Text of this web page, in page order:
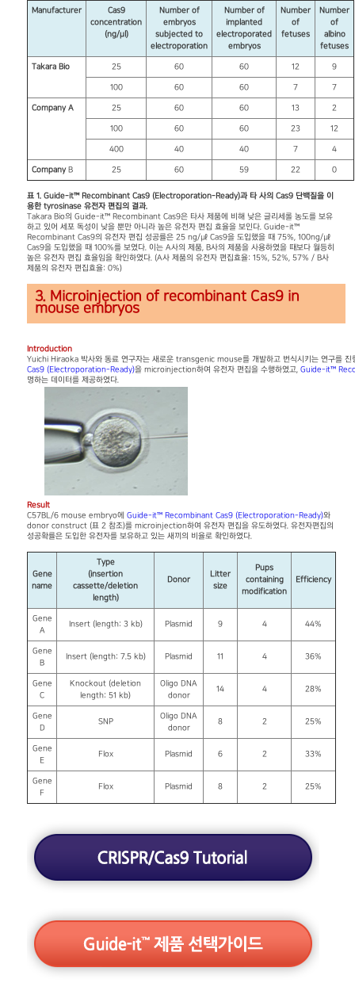
Manufacturer
Cas9
concentration
(ng/μl)
Number of
embryos
subjected to
electroporation
Number of
implanted
electroporated
embryos
Number
of
fetuses
Number
of
albino
fetuses
Takara Bio 25 60 60 12 9
100 60 60 7 7
Company A 25 60 60 13 2
100 60 60 23 12
400 40 40 7 4
CompanyB 25 60 59 22 0
표 1. Guide-it™ Recombinant Cas9 (Electroporation-Ready)과 타 사의 Cas9 단백질을 이
용한 tyrosinase 유전자 편집의 결과.
Takara Bio의 Guide-it™ Recombinant Cas9은 타사 제품에 비해 낮은 글리세롤 농도를 보유
하고 있어 세포 독성이 낮을 뿐만 아니라 높은 유전자 편집 효율을 보인다. Guide-it™
Recombinant Cas9의 유전자 편집 성공률은 25 ng/㎕ Cas9을 도입했을 때 75%, 100ng/㎕
Cas9을 도입했을 때 100%를 보였다. 이는 A사의 제품, B사의 제품을 사용하였을 때보다 월등히
높은 유전자 편집 효율임을 확인하였다. (A사 제품의 유전자 편집효율: 15%, 52%, 57% / B사
제품의 유전자 편집효율: 0%)
3. Microinjection of recombinant Cas9 in
mouse embryos
Introduction
Yuichi Hiraoka 박사와 동료 연구자는 새로운 transgenic mouse를 개발하고 번식시키는 연구를 진
Cas9 (Electroporation-Ready)을 microinjection하여 유전자 편집을 수행하였고, Guide-it™
명하는 데이터를 제공하였다.
Result
C57BL/6 mouse embryo에 Guide-it™ Recombinant Cas9 (Electroporation-Ready)와
donor construct (표 2 참조)를 microinjection하여 유전자 편집을 유도하였다. 유전자편집의
성공확률은 도입한 유전자를 보유하고 있는 새끼의 비율로 확인하였다.
Gene
name
Type
(insertion
cassette/deletion
length)
Donor
Litter
size
Pups
containing
modification
Efficiency
Gene
A
Insert (length: 3 kb) Plasmid 9 4 44%
Gene
B
Insert (length: 7.5 kb) Plasmid 11 4 36%
Gene
C
Knockout (deletion
length: 51 kb)
Oligo DNA
donor
14 4 28%
Gene
D
SNP
Oligo DNA
donor
8 2 25%
Gene
E
Flox Plasmid 6 2 33%
Gene
F
Flox Plasmid 8 2 25%